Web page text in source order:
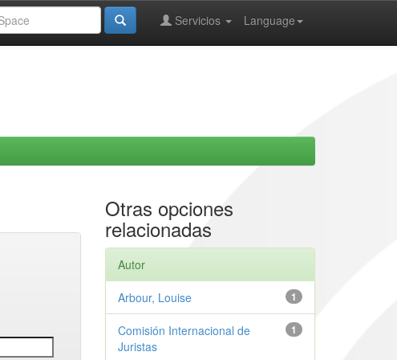
Language
Servicios
Otras opciones
relacionadas
Autor
1
Arbour, Louise
1
Comisión Internacional de
Juristas